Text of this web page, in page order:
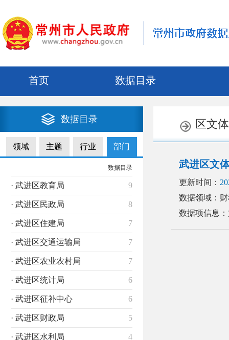
首页 数据目录
数据目录
领域 主题 行业 部门
数据目录
· 武进区教育局 9
· 武进区民政局 8
· 武进区住建局 7
· 武进区交通运输局 7
· 武进区农业农村局 7
· 武进区统计局 6
· 武进区征补中心 6
· 武进区财政局 5
· 武进区水利局 4
区文
武进区文
更新时间：
数据领域：
数据项信息